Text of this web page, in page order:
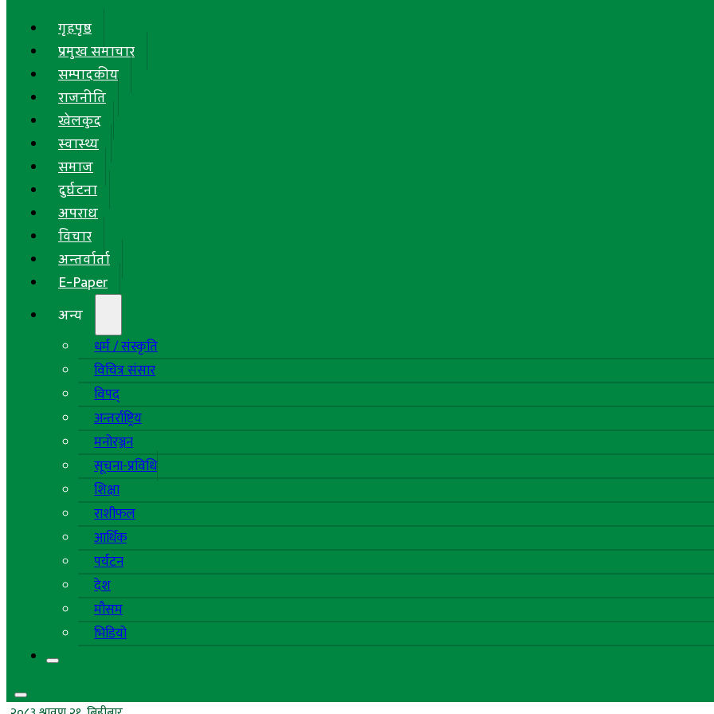
गृहपृष्ठ
प्रमुख समाचार
सम्पादकीय
राजनीति
खेलकुद
स्वास्थ्य
समाज
दुर्घटना
अपराध
विचार
अन्तर्वार्ता
E-Paper
अन्य
धर्म / संस्कृति
विचित्र संसार
विपद्
अन्तर्राष्ट्रिय
मनोरञ्जन
सूचना-प्रविधि
शिक्षा
राशीफल
आर्थिक
पर्यटन
देश
मौसम
भिडियो